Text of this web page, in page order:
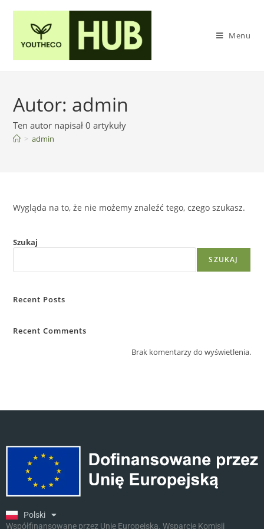
Menu
Autor: admin
Ten autor napisał 0 artykuły
> admin
Wygląda na to, że nie możemy znaleźć tego, czego szukasz.
Szukaj
SZUKAJ
Recent Posts
Recent Comments
Brak komentarzy do wyświetlenia.
Polski
English
Ελληνικά
Deutsch
Malti
Współfinansowane przez Unię Europejską. Wsparcie Komisji